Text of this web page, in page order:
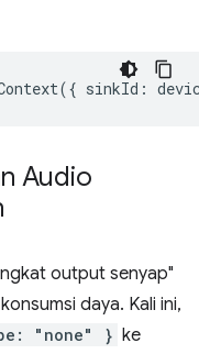
({ sinkId :
Audio
output senyap"
daya. Kali ini,
"none" } ke